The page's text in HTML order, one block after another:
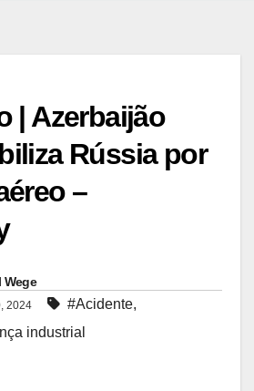
| Azerbaijão
Rússia por
–
Wege
2024 #Acidente,
industrial